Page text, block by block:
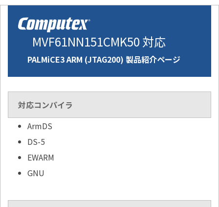
MVF61NN151CMK50 対応
PALMiCE3 ARM (JTAG200) 製品紹介ページ
対応コンパイラ
ArmDS
DS-5
EWARM
GNU